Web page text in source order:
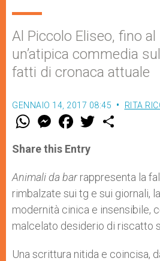
Al Piccolo Eliseo, fino al
un’atipica commedia
fatti di cronaca attuale
GENNAIO 14, 2017 08:45 RITA
W
t
s
p
p
M
e
s
e
g
e
r
F
a
e
b
o
w
r
Share this Entry
Animali da barrappresenta la
rimbalzate sui tg e sui giornali,
modernità cinica e insensibile,
malcelato desiderio di riscatto
Una scrittura nitida e coincisa,